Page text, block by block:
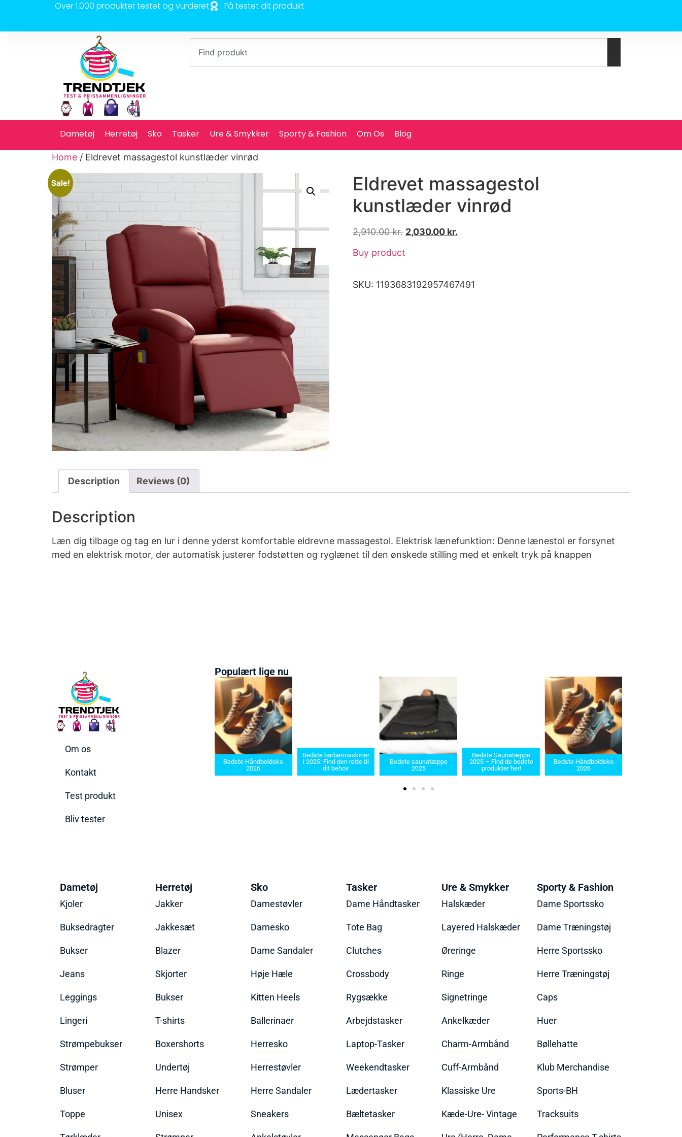
Over 1.000 produkter testet og vurderet Få testet dit produkt
Dametøj Herretøj Sko Tasker Ure & Smykker Sporty & Fashion Om Os Blog
Home / Eldrevet massagestol kunstlæder vinrød
Sale!
Eldrevet massagestol
kunstlæder vinrød
2,910.00kr. 2,030.00 kr.
Buy product
SKU: 1193683192957467491
Description Reviews (0)
Description
Læn dig tilbage og tag en lur i denne yderst komfortable eldrevne massagestol. Elektrisk lænefunktion: Denne lænestol er forsynet
med en elektrisk motor, der automatisk justerer fodstøtten og ryglænet til den ønskede stilling med et enkelt tryk på knappen
Om os
Kontakt
Test produkt
Bliv tester
Populært lige nu
2025
Bedste Håndboldsko
2026
Bedste barbermaskiner
i 2025: Find den rette til
dit behov
Bedste saunatæppe
2025
Bedste Saunatæppe
2025 – Find de bedste
produkter her!
Bedste Håndboldsko
2026
Bedste
Dametøj
Kjoler
Buksedragter
Bukser
Jeans
Leggings
Lingeri
Strømpebukser
Strømper
Bluser
Toppe
Herretøj
Jakker
Jakkesæt
Blazer
Skjorter
Bukser
T-shirts
Boxershorts
Undertøj
Herre Handsker
Unisex
Sko
Damestøvler
Damesko
Dame Sandaler
Høje Hæle
Kitten Heels
Ballerinaer
Herresko
Herrestøvler
Herre Sandaler
Sneakers
Tasker
Dame Håndtasker
Tote Bag
Clutches
Crossbody
Rygsække
Arbejdstasker
Laptop-Tasker
Weekendtasker
Lædertasker
Bæltetasker
Ure & Smykker
Halskæder
Layered Halskæder
Øreringe
Ringe
Signetringe
Ankelkæder
Charm-Armbånd
Cuff-Armbånd
Klassiske Ure
Kæde-Ure- Vintage
Sporty & Fashion
Dame Sportssko
Dame Træningstøj
Herre Sportssko
Herre Træningstøj
Caps
Huer
Bøllehatte
Klub Merchandise
Sports-BH
Tracksuits